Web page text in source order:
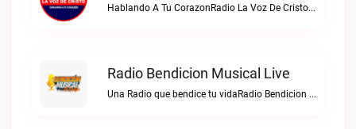
Hablando A Tu CorazonRadio La Voz De Cristo Tepusteca live
Radio Bendicion Musical Live
Una Radio que bendice tu vidaRadio Bendicion Musical live